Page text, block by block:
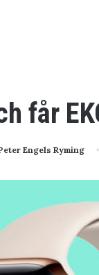
får
Engels Ryming